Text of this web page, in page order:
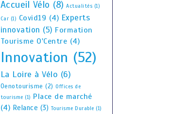
Accueil Vélo (8) Actualités (1)
Car (1) Covid19 (4) Experts
innovation (5) Formation
Tourisme O'Centre (4)
Innovation (52)
La Loire à Vélo (6)
Oenotourisme (2) Offices de
tourisme (1) Place de marché
(4) Relance (3) Tourisme Durable (1)